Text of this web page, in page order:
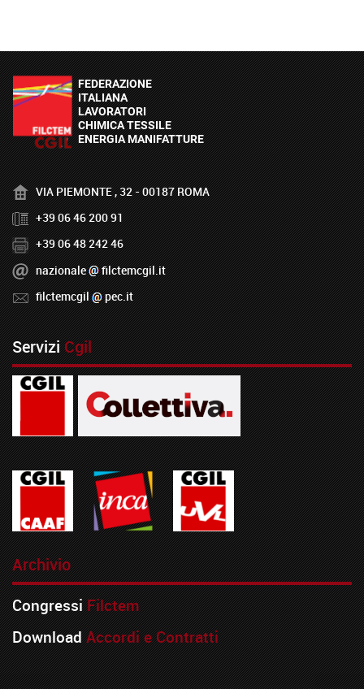
VIA PIEMONTE , 32 - 00187 ROMA
+39 06 46 200 91
+39 06 48 242 46
nazionale
filctemcgil.it
filctemcgil
pec.it
ServiziCgil
Archivio
Congressi Filctem
Download Accordi e Contratti